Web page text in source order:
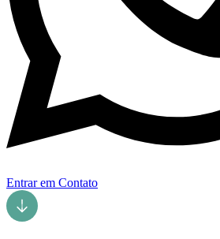
Entrar em Contato